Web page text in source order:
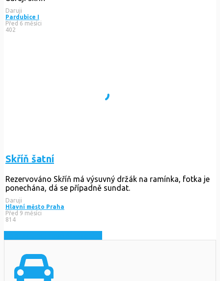
Daruji
Pardubice I
Před 6 měsíci
402
Skříň šatní
Rezervováno Skříň má výsuvný držák na ramínka, fotka je
ponechána, dá se případně sundat.
Daruji
Hlavní město Praha
Před 9 měsíci
814